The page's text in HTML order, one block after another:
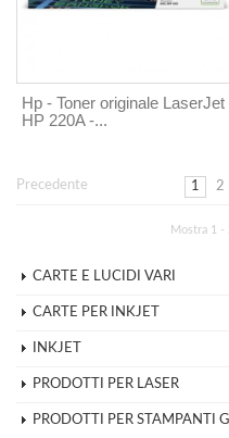
Hp - Toner originale LaserJet
HP 220A -...
Precedente 1 2
Mostra 1 -
CARTE E LUCIDI VARI
CARTE PER INKJET
INKJET
PRODOTTI PER LASER
PRODOTTI PER STAMPANTI